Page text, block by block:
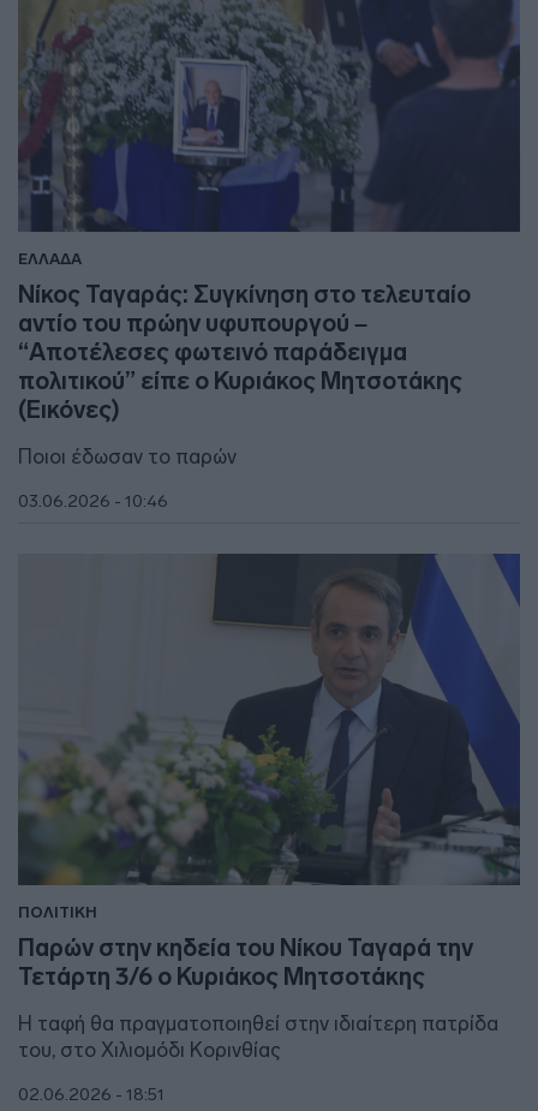
ΕΛΛΑΔΑ
Νίκος Ταγαράς: Συγκίνηση στο τελευταίο
αντίο του πρώην υφυπουργού –
“Αποτέλεσες φωτεινό παράδειγμα
πολιτικού” είπε ο Κυριάκος Μητσοτάκης
(Εικόνες)
Ποιοι έδωσαν το παρών
03.06.2026 - 10:46
ΠΟΛΙΤΙΚΗ
Παρών στην κηδεία του Νίκου Ταγαρά την
Τετάρτη 3/6 ο Κυριάκος Μητσοτάκης
H ταφή θα πραγματοποιηθεί στην ιδιαίτερη πατρίδα
του, στο Χιλιομόδι Κορινθίας
02.06.2026 - 18:51